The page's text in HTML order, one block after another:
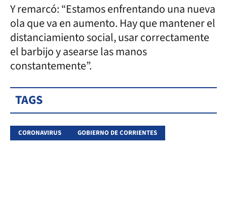
Y remarcó: “Estamos enfrentando una nueva
ola que va en aumento. Hay que mantener el
distanciamiento social, usar correctamente
el barbijo y asearse las manos
constantemente”.
TAGS
CORONAVIRUS GOBIERNO DE CORRIENTES